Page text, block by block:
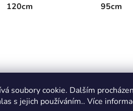
soubory cookie. Dalším
s jejich používáním.. Více
120cm 95cm